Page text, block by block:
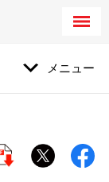
メニュー